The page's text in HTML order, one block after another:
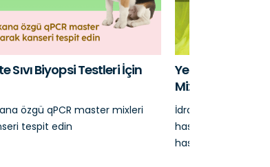
Sıvı Biyopsi Testleri İçin
özgü qPCR master mixleri
tespit edin
Yeni LYO-
Mixleri
İdrar örneklerinden
hastalıklar, idrar
hastalıklar veya